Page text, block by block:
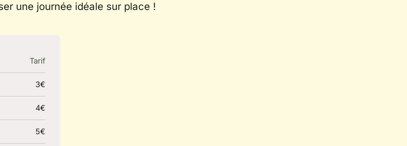
une journée idéale sur place !
Tarif
3€
4€
5€